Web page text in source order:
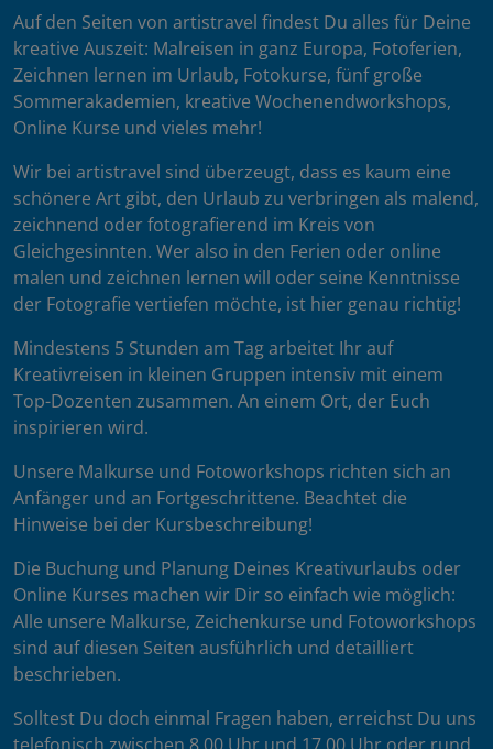
Auf den Seiten von artistravel findest Du alles für Deine
kreative Auszeit: Malreisen in ganz Europa, Fotoferien,
Zeichnen lernen im Urlaub, Fotokurse, fünf große
Sommerakademien, kreative Wochenendworkshops,
Online Kurse und vieles mehr!
Wir bei artistravel sind überzeugt, dass es kaum eine
schönere Art gibt, den Urlaub zu verbringen als malend,
zeichnend oder fotografierend im Kreis von
Gleichgesinnten. Wer also in den Ferien oder online
malen und zeichnen lernen will oder seine Kenntnisse
der Fotografie vertiefen möchte, ist hier genau richtig!
Mindestens 5 Stunden am Tag arbeitet Ihr auf
Kreativreisen in kleinen Gruppen intensiv mit einem
Top-Dozenten zusammen. An einem Ort, der Euch
inspirieren wird.
Unsere Malkurse und Fotoworkshops richten sich an
Anfänger und an Fortgeschrittene. Beachtet die
Hinweise bei der Kursbeschreibung!
Die Buchung und Planung Deines Kreativurlaubs oder
Online Kurses machen wir Dir so einfach wie möglich:
Alle unsere Malkurse, Zeichenkurse und Fotoworkshops
sind auf diesen Seiten ausführlich und detailliert
beschrieben.
Solltest Du doch einmal Fragen haben, erreichst Du uns